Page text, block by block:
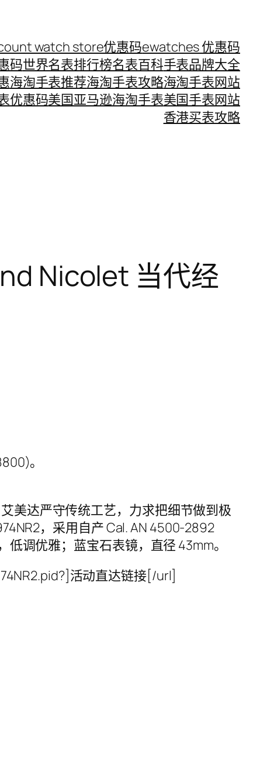
watch store优惠码ewatches 优惠码
码世界名表排行榜名表百科手表品牌大全
海淘手表推荐海淘手表攻略海淘手表网站
优惠码美国亚马逊海淘手表美国手表网站
香港买表攻略
Nicolet 当代经
。
美达严守传统工艺，力求把细节做到极
，采用自产 Cal. AN 4500-2892
调优雅；蓝宝石表镜，直径 43mm。
活动直达链接[/url]